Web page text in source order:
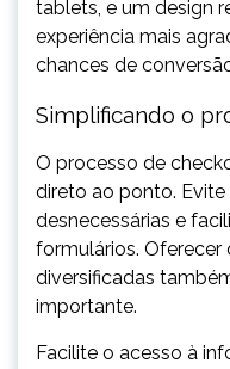
tablets, e um design
experiência mais
chances de
Simplificando o
O processo de
direto ao ponto.
desnecessárias e
formulários.
diversificadas
importante.
Facilite o acesso à